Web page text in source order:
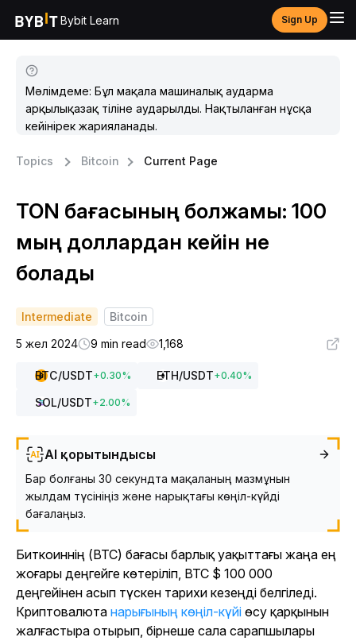
Bybit Learn Sign Up
Мәлімдеме: Бұл мақала машиналық аударма
арқылықазақ тіліне аударылды. Нақтыланған нұсқа
кейінірек жарияланады.
Topics Bitcoin Current Page
TON бағасының болжамы: 100
мың доллардан кейін не
болады
Intermediate
Bitcoin
5 жел 2024
9 min read 1,168
BTC/USDT+0.30% ETH/USDT+0.40%
SOL/USDT+2.00%
AI қорытындысы
Бар болғаны 30 секундта мақаланың мазмұнын
жылдам түсініңіз және нарықтағы көңіл-күйді
бағалаңыз.
Биткоиннің (BTC) бағасы барлық уақыттағы жаңа ең
жоғары деңгейге көтеріліп, BTC $ 100 000
деңгейінен асып түскен тарихи кезеңді белгіледі.
Криптовалюта нарығының көңіл-күйі өсу қарқынын
жалғастыра отырып, бірнеше сала сарапшылары